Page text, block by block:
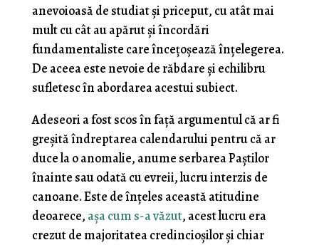
anevoioasă de studiat și priceput, cu atât mai
mult cu cât au apărut și încordări
fundamentaliste care încețoșează înțelegerea.
De aceea este nevoie de răbdare și echilibru
sufletesc în abordarea acestui subiect.
Adeseori a fost scos în față argumentul că ar fi
greșită îndreptarea calendarului pentru că ar
duce la o anomalie, anume serbarea Paștilor
înainte sau odată cu evreii, lucru interzis de
canoane. Este de înțeles această atitudine
deoarece, așa cum s-a văzut, acest lucru era
crezut de majoritatea credincioșilor și chiar